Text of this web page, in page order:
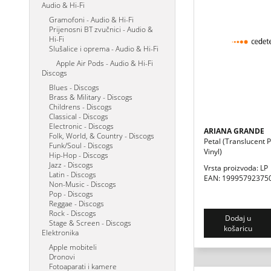
Audio & Hi-Fi
Gramofoni - Audio & Hi-Fi
Prijenosni BT zvučnici - Audio &
Hi-Fi
Slušalice i oprema - Audio & Hi-Fi
Apple Air Pods - Audio & Hi-Fi
Discogs
Blues - Discogs
Brass & Military - Discogs
Childrens - Discogs
Classical - Discogs
Electronic - Discogs
Folk, World, & Country - Discogs
Funk/Soul - Discogs
Hip-Hop - Discogs
Jazz - Discogs
Latin - Discogs
Non-Music - Discogs
Pop - Discogs
Reggae - Discogs
Rock - Discogs
Stage & Screen - Discogs
Elektronika
Apple mobiteli
Dronovi
Fotoaparati i kamere
ARIANA GRANDE
Petal (translucent
Vinyl)
Vrsta proizvoda: LP
EAN:
Dodaj u
košaricu